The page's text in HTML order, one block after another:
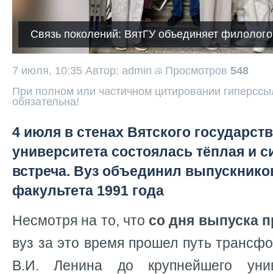
Связь поколений: ВятГУ объединяет
7 июля, 10:35 Автор: admin Просмотров 548
При полном или частичном цитировании
обязательна!
4 июля в стенах Вятского
университета состоялась тёплая и
встреча. Вуз объединил
факультета 1991 года
Несмотря на то, что со дня выпуска
вуз за это время прошел путь
В.И. Ленина до крупнейшего